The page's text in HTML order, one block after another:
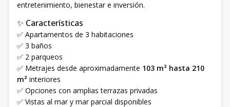
entretenimiento, bienestar e inversión.
✨ Características
✅ Apartamentos de 3 habitaciones
✅ 3 baños
✅ 2 parqueos
✅ Metrajes desde aproximadamente 103 m² hasta 210
m² interiores
✅ Opciones con amplias terrazas privadas
✅ Vistas al mar y mar parcial disponibles